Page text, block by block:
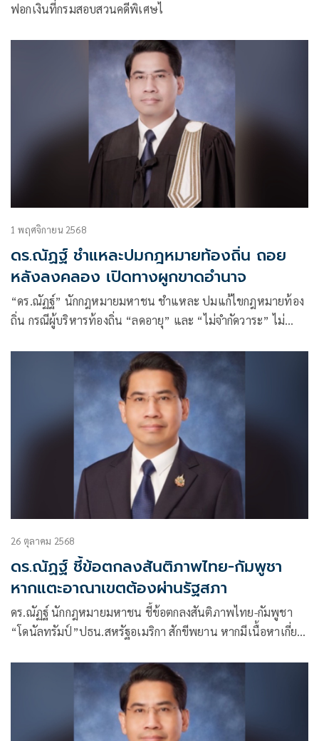
ฟอกเงินที่กรมสอบสวนคดีพิเศษไ
1 พฤศจิกายน 2568
ดร.ณัฏฐ์ ชำแหละปมกฎหมายท้องถิ่น ถอย
หลังลงคลอง เปิดทางผูกขาดอำนาจ
“ดร.ณัฏฐ์” นักกฎหมายมหาชน ชำแหละ ปมแก้ไขกฎหมายท้อง
ถิ่น กรณีผู้บริหารท้องถิ่น “ลดอายุ” และ “ไม่จำกัดวาระ” ไม่
26 ตุลาคม 2568
ดร.ณัฏฐ์ ชี้ข้อตกลงสันติภาพไทย-กัมพูชา
หากแตะอาณาเขตต้องผ่านรัฐสภา
ดร.ณัฏฐ์ นักกฎหมายมหาชน ชี้ข้อตกลงสันติภาพไทย-กัมพูชา
“โดนัลทรัมป์”ปธน.สหรัฐอเมริกา สักขีพยาน หากมีเนื้อหาเกี่ยว